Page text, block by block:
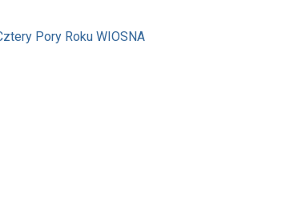
Pory Roku WIOSNA